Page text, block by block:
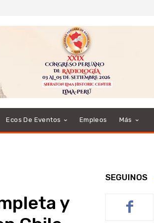
Ecos De Eventos Empleos Más
y
SEGUINOS